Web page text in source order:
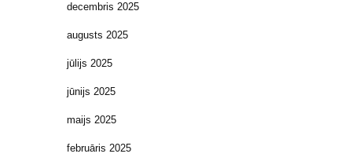
decembris 2025
augusts 2025
jūlijs 2025
jūnijs 2025
maijs 2025
februāris 2025